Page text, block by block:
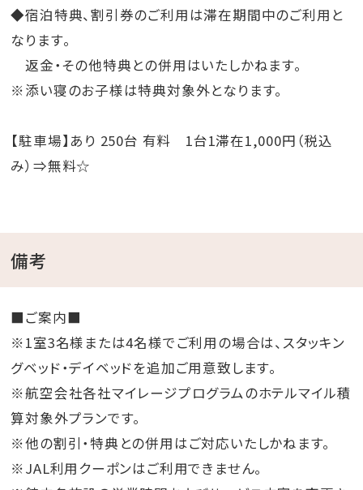
※館内各施設の営業時間および提供サービス内容を変
更させて頂く場合がございます。
ご利用の前にホテル公式ホームページ又はホテルま
◆各種注意点や詳細は、公式HPにてご確認ください☆
◆宿泊特典、割引券のご利用は滞在期間中のご利用と
なります。
返金・その他特典との併用はいたしかねます。
※添い寝のお子様は特典対象外となります。
【駐車場】あり 250台 有料 1台1滞在1,000円（税込
み）⇒無料☆
備考
■ご案内■
※1室3名様または4名様でご利用の場合は、スタッキン
グベッド・デイベッドを追加ご用意致します。
※航空会社各社マイレージプログラムのホテルマイル積
算対象外プランです。
※他の割引・特典との併用はご対応いたしかねます。
※JAL利用クーポンはご利用できません。